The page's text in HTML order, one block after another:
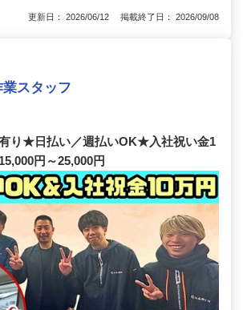
更新日： 2026/06/12 掲載終了日： 2026/09/08
スタッフ
り★日払い／週払いOK★入社祝い金1
円～25,000円